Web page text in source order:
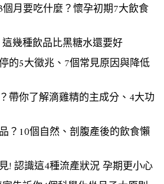
個月要吃什麼？懷孕初期7大飲食
幾種飲品比黑糖水還要好
的5大徵兆、7個常見原因與降低
帶你了解滴雞精的主成分、4大功
？10個自然、剖腹產後的飲食懶
! 認識這4種流產狀況 孕期更小心